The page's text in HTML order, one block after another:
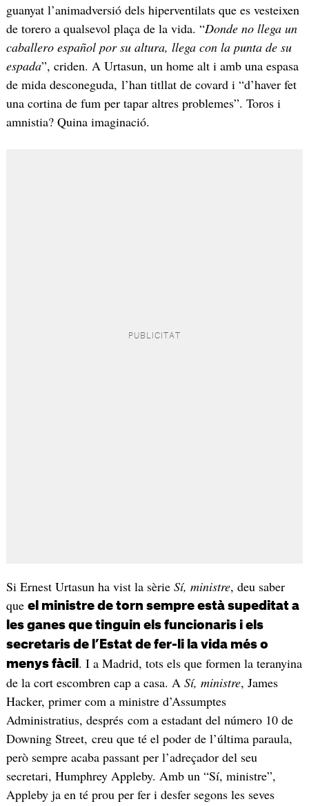
guanyat l’animadversió dels hiperventilats que es vesteixen
de torero a qualsevol plaça de la vida. “Donde no llega un
caballero español por su altura, llega con la punta de su
espada”, criden. A Urtasun, un home alt i amb una espasa
de mida desconeguda, l’han titllat de covard i “d’haver fet
una cortina de fum per tapar altres problemes”. Toros i
amnistia? Quina imaginació.
Si Ernest Urtasun ha vist la sèrie Sí, ministre, deu saber
que el ministre de torn sempre està supeditat a
les ganes que tinguin els funcionaris i els
secretaris de l’Estat de fer-li la vida més o
menys fàcil . I a Madrid, tots els que formen la teranyina
de la cort escombren cap a casa. A Sí, ministre, James
Hacker, primer com a ministre d’Assumptes
Administratius, després com a estadant del número 10 de
Downing Street, creu que té el poder de l’última paraula,
però sempre acaba passant per l’adreçador del seu
secretari, Humphrey Appleby. Amb un “Sí, ministre”,
Appleby ja en té prou per fer i desfer segons les seves